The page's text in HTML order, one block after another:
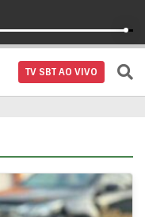
TV SBT AO VIVO